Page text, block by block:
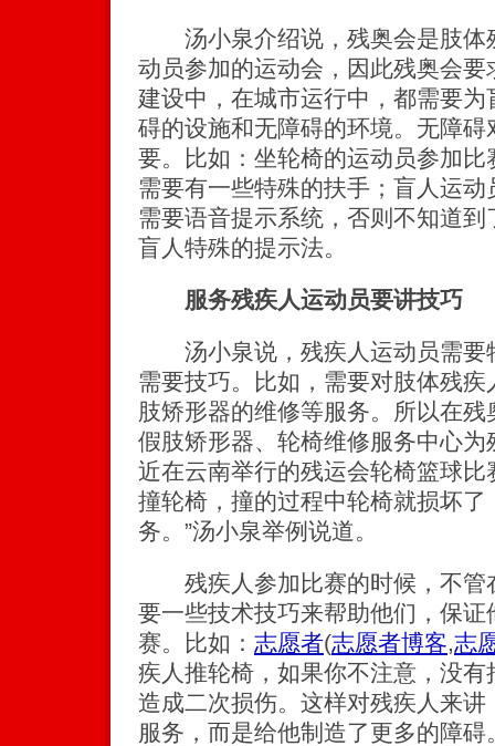
汤小泉介绍说，残奥会是肢体
动员参加的运动会，因此残奥会
建设中，在城市运行中，都需要
碍的设施和无障碍的环境。无障
要。比如：坐轮椅的运动员参加
需要有一些特殊的扶手；盲人运
需要语音提示系统，否则不知道
盲人特殊的提示法。
服务残疾人运动员要讲技巧
汤小泉说，残疾人运动员需要
需要技巧。比如，需要对肢体残
肢矫形器的维修等服务。所以在
假肢矫形器、轮椅维修服务中心为
近在云南举行的残运会轮椅篮球
撞轮椅，撞的过程中轮椅就损坏
务。”汤小泉举例说道。
残疾人参加比赛的时候，不管
要一些技术技巧来帮助他们，保
赛。比如： 志愿者(志愿者博客,志
疾人推轮椅，如果你不注意，没
造成二次损伤。这样对残疾人来
服务，而是给他制造了更多的障